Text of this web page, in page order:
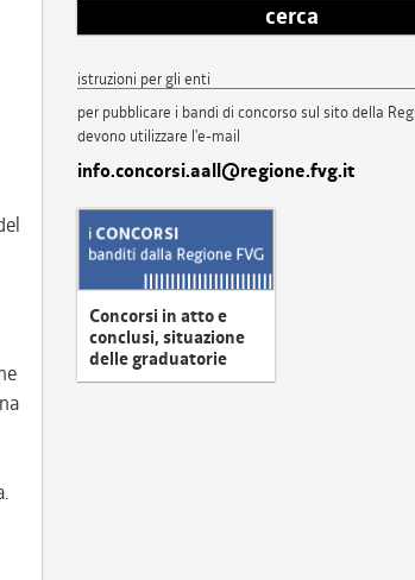
cerca
istruzioni per gli enti
per pubblicare i bandi di concorso sul sito della
devono utilizzare l'e-mail
info.concorsi.aall@regione.fvg.it
Concorsi in atto e
conclusi, situazione
delle graduatorie